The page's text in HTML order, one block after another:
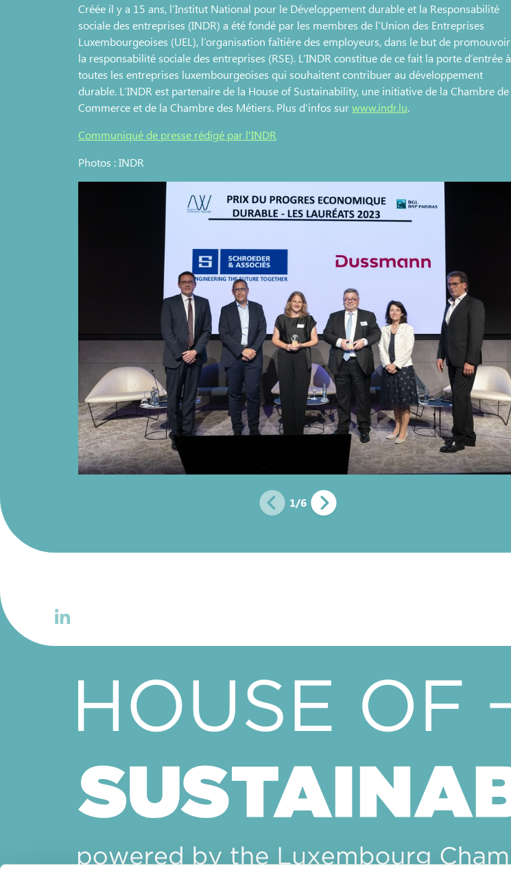
Créée il y a 15 ans, l’Institut National pour le Développement durable et la Responsabilité
sociale des entreprises (INDR) a été fondé par les membres de l’Union des Entreprises
Luxembourgeoises (UEL), l’organisation faîtière des employeurs, dans le but de promouvoir
la responsabilité sociale des entreprises (RSE). L’INDR constitue de ce fait la porte d’entrée à
toutes les entreprises luxembourgeoises qui souhaitent contribuer au développement
durable. L’INDR est partenaire de la House of Sustainability, une initiative de la Chambre de
Commerce et de la Chambre des Métiers. Plus d’infos surwww.indr.lu.
Communiqué de presse rédigé par l'INDR
Photos : INDR
1/6